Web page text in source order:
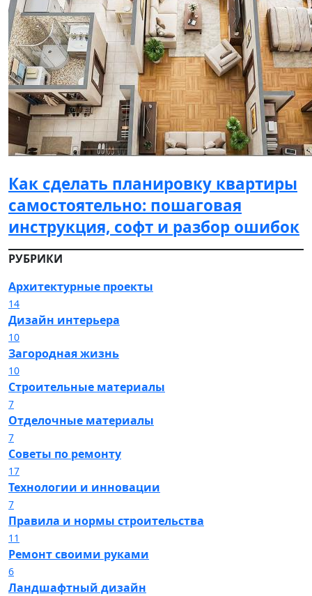
Как сделать планировку квартиры
самостоятельно: пошаговая
инструкция, софт и разбор ошибок
РУБРИКИ
Архитектурные проекты
14
Дизайн интерьера
10
Загородная жизнь
10
Строительные материалы
7
Отделочные материалы
7
Советы по ремонту
17
Технологии и инновации
7
Правила и нормы строительства
11
Ремонт своими руками
6
Ландшафтный дизайн